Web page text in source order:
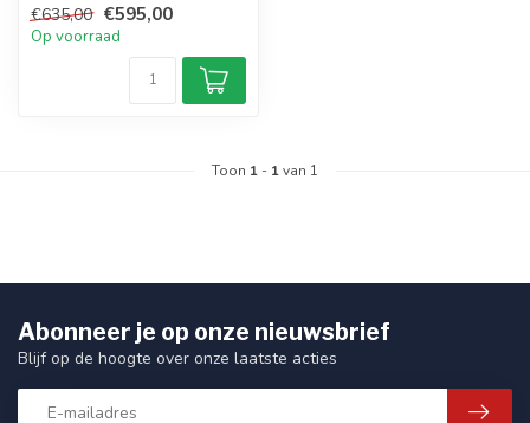
Inland Waters...
€635,00 €595,00
Op voorraad
Toon 1 - 1van 1
Abonneer je op onze nieuwsbrief
Blijf op de hoogte over onze laatste acties